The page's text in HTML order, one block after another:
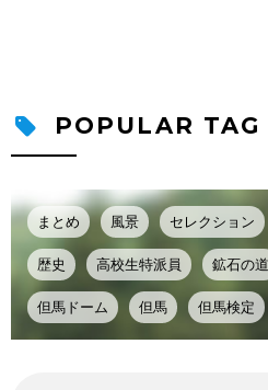
POPULAR TAG
まとめ 風景 セレクション
歴史 高校生特派員 鉱石の道
但馬ドーム 但馬 但馬検定